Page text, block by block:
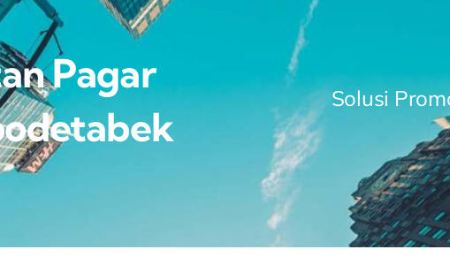
Pagar
Solusi